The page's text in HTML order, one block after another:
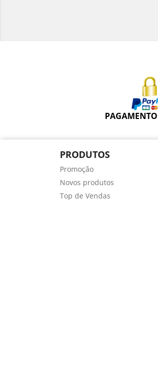
PRODUTOS
Promoção
Novos produtos
Top de Vendas